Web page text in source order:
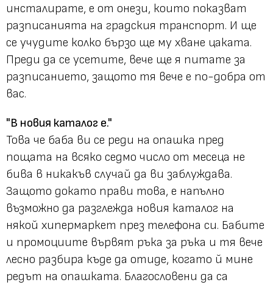
инсталирате, е от онези, които показват
разписанията на градския транспорт. И ще
се учудите колко бързо ще му хване цаката.
Преди да се усетите, вече ще я питате за
разписанието, защото тя вече е по-добра от
вас.
"В новия каталог е."
Това че баба ви се реди на опашка пред
пощата на всяко седмо число от месеца не
бива в никакъв случай да ви заблуждава.
Защото докато прави това, е напълно
възможно да разглежда новия каталог на
някой хипермаркет през телефона си. Бабите
и промоциите вървят ръка за ръка и тя вече
лесно разбира къде да отиде, когато й мине
редът на опашката. Благословени да са